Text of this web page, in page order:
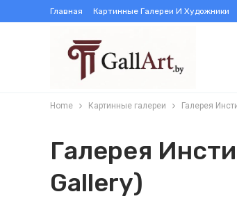
Главная Картинные Галереи И Художники
Home Картинные галереи Галерея
Галерея
Gallery)